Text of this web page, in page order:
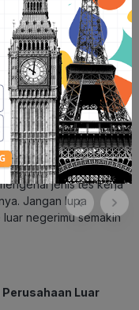
untuk menaklukan
berdoa. Sebab, ada
sama dengan
harus berdoa agar
dalam
negeri yang akan
jenis tes kerja
Jangan lupa
negerimu semakin
Luar